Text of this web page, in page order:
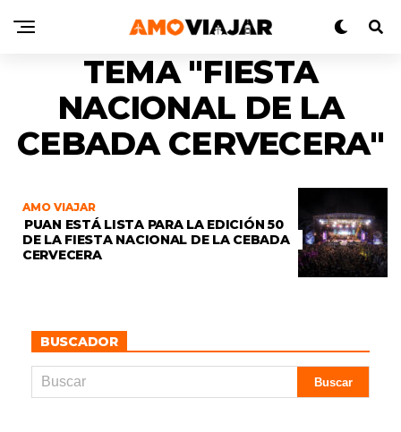
TEMA "FIESTA
NACIONAL DE LA
CEBADA CERVECERA"
AMO VIAJAR
PUAN ESTÁ LISTA PARA LA EDICIÓN 50
DE LA FIESTA NACIONAL DE LA CEBADA
CERVECERA
BUSCADOR